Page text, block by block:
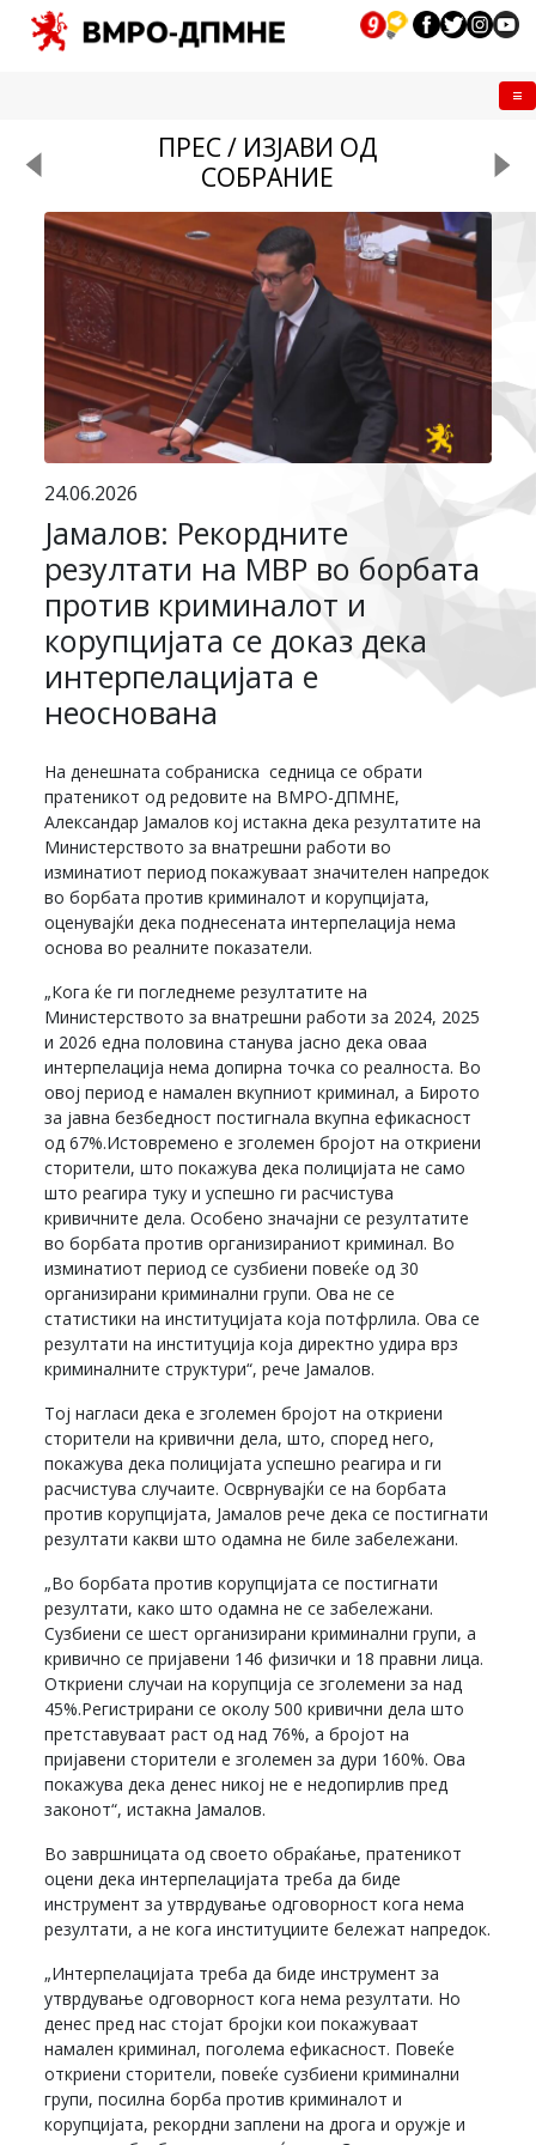
ПРЕС / ИЗЈАВИ ОД
СОБРАНИЕ
24.06.2026
Јамалов: Рекордните
резултати на МВР во борбата
против криминалот и
корупцијата се доказ дека
интерпелацијата е
неоснована
На денешната собраниска седница се обрати
пратеникот од редовите на ВМРО-ДПМНЕ,
Александар Јамалов кој истакна дека резултатите на
Министерството за внатрешни работи во
изминатиот период покажуваат значителен напредок
во борбата против криминалот и корупцијата,
оценувајќи дека поднесената интерпелација нема
основа во реалните показатели.
„Кога ќе ги погледнеме резултатите на
Министерството за внатрешни работи за 2024, 2025
и 2026 една половина станува јасно дека оваа
интерпелација нема допирна точка со реалноста. Во
овој период е намален вкупниот криминал, а Бирото
за јавна безбедност постигнала вкупна ефикасност
од 67%.Истовремено е зголемен бројот на откриени
сторители, што покажува дека полицијата не само
што реагира туку и успешно ги расчистува
кривичните дела. Особено значајни се резултатите
во борбата против организираниот криминал. Во
изминатиот период се сузбиени повеќе од 30
организирани криминални групи. Ова не се
статистики на институцијата која потфрлила. Ова се
резултати на институција која директно удира врз
криминалните структури“, рече Јамалов.
Тој нагласи дека е зголемен бројот на откриени
сторители на кривични дела, што, според него,
покажува дека полицијата успешно реагира и ги
расчистува случаите. Осврнувајќи се на борбата
против корупцијата, Јамалов рече дека се постигнати
резултати какви што одамна не биле забележани.
„Во борбата против корупцијата се постигнати
резултати, како што одамна не се забележани.
Сузбиени се шест организирани криминални групи, а
кривично се пријавени 146 физички и 18 правни лица.
Откриени случаи на корупција се зголемени за над
45%.Регистрирани се околу 500 кривични дела што
претставуваат раст од над 76%, а бројот на
пријавени сторители е зголемен за дури 160%. Ова
покажува дека денес никој не е недопирлив пред
законот“, истакна Јамалов.
Во завршницата од своето обраќање, пратеникот
оцени дека интерпелацијата треба да биде
инструмент за утврдување одговорност кога нема
резултати, а не кога институциите бележат напредок.
„Интерпелацијата треба да биде инструмент за
утврдување одговорност кога нема резултати. Но
денес пред нас стојат бројки кои покажуваат
намален криминал, поголема ефикасност. Повеќе
откриени сторители, повеќе сузбиени криминални
групи, посилна борба против криминалот и
корупцијата, рекордни заплени на дрога и оружје и